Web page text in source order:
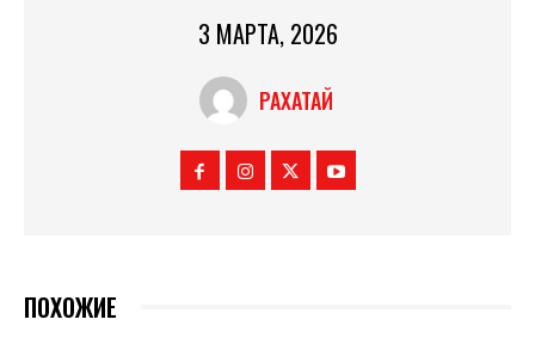
3 МАРТА, 2026
РАХАТАЙ
ПОХОЖИЕ